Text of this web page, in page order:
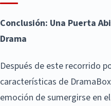
Conclusión: Una Puerta
Drama
Después de este recorrido
características de
emoción de sumergirse en